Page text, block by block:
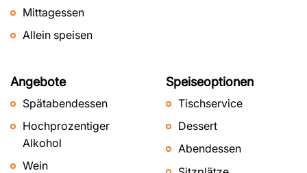
Mittagessen
Allein speisen
Angebote
Spätabendessen
Hochprozentiger
Alkohol
Wein
Speiseoptionen
Tischservice
Dessert
Abendessen